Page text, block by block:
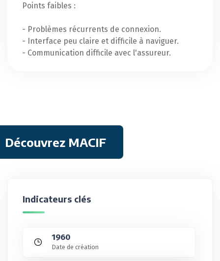
Points faibles :
- Problèmes récurrents de connexion.
- Interface peu claire et difficile à naviguer.
- Communication difficile avec l'assureur.
Découvrez MACIF
Indicateurs clés
1960
Date de création